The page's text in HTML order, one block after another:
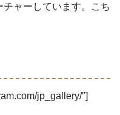
ャーしています。こち
jp_gallery/″]